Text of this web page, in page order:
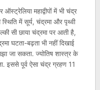
महाद्वीपों में भी चंद्र
में सूर्य, चंद्रमा और पृथ्वी
सी छाया चंद्रमा पर आती है,
घटता-बढ़ता भी नहीं दिखाई
जा सकता. ज्योतिष शास्त्र के
इससे पूर्व ऐसा चंद्र ग्रहण 11